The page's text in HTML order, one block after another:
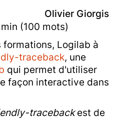
Olivier Giorgis
(100 mots)
formations, Logilab à
traceback, une
qui permet d'utiliser
façon interactive dans
tracebackest de